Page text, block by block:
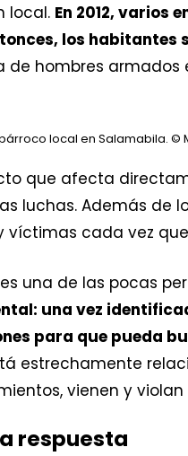
local. En 2012, varios
los habitantes
de hombres
local en Salamabila. ©
que afecta
luchas. Además de
víctimas cada vez
es una de las pocas
una vez
para que pueda
estrechamente
vienen y
respuesta